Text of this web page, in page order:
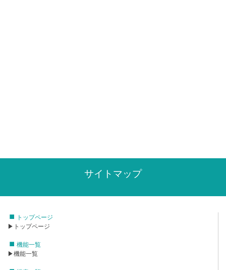
サイトマップ
トップページ
▶トップページ
機能一覧
▶機能一覧